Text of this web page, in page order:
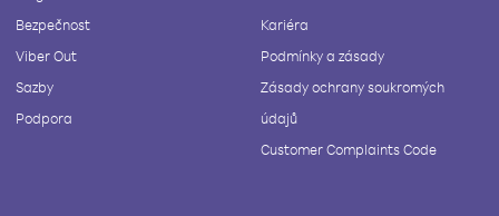
Bezpečnost
Viber Out
Sazby
Podpora
Kariéra
Podmínky a zásady
Zásady ochrany soukromých
údajů
Customer Complaints Code